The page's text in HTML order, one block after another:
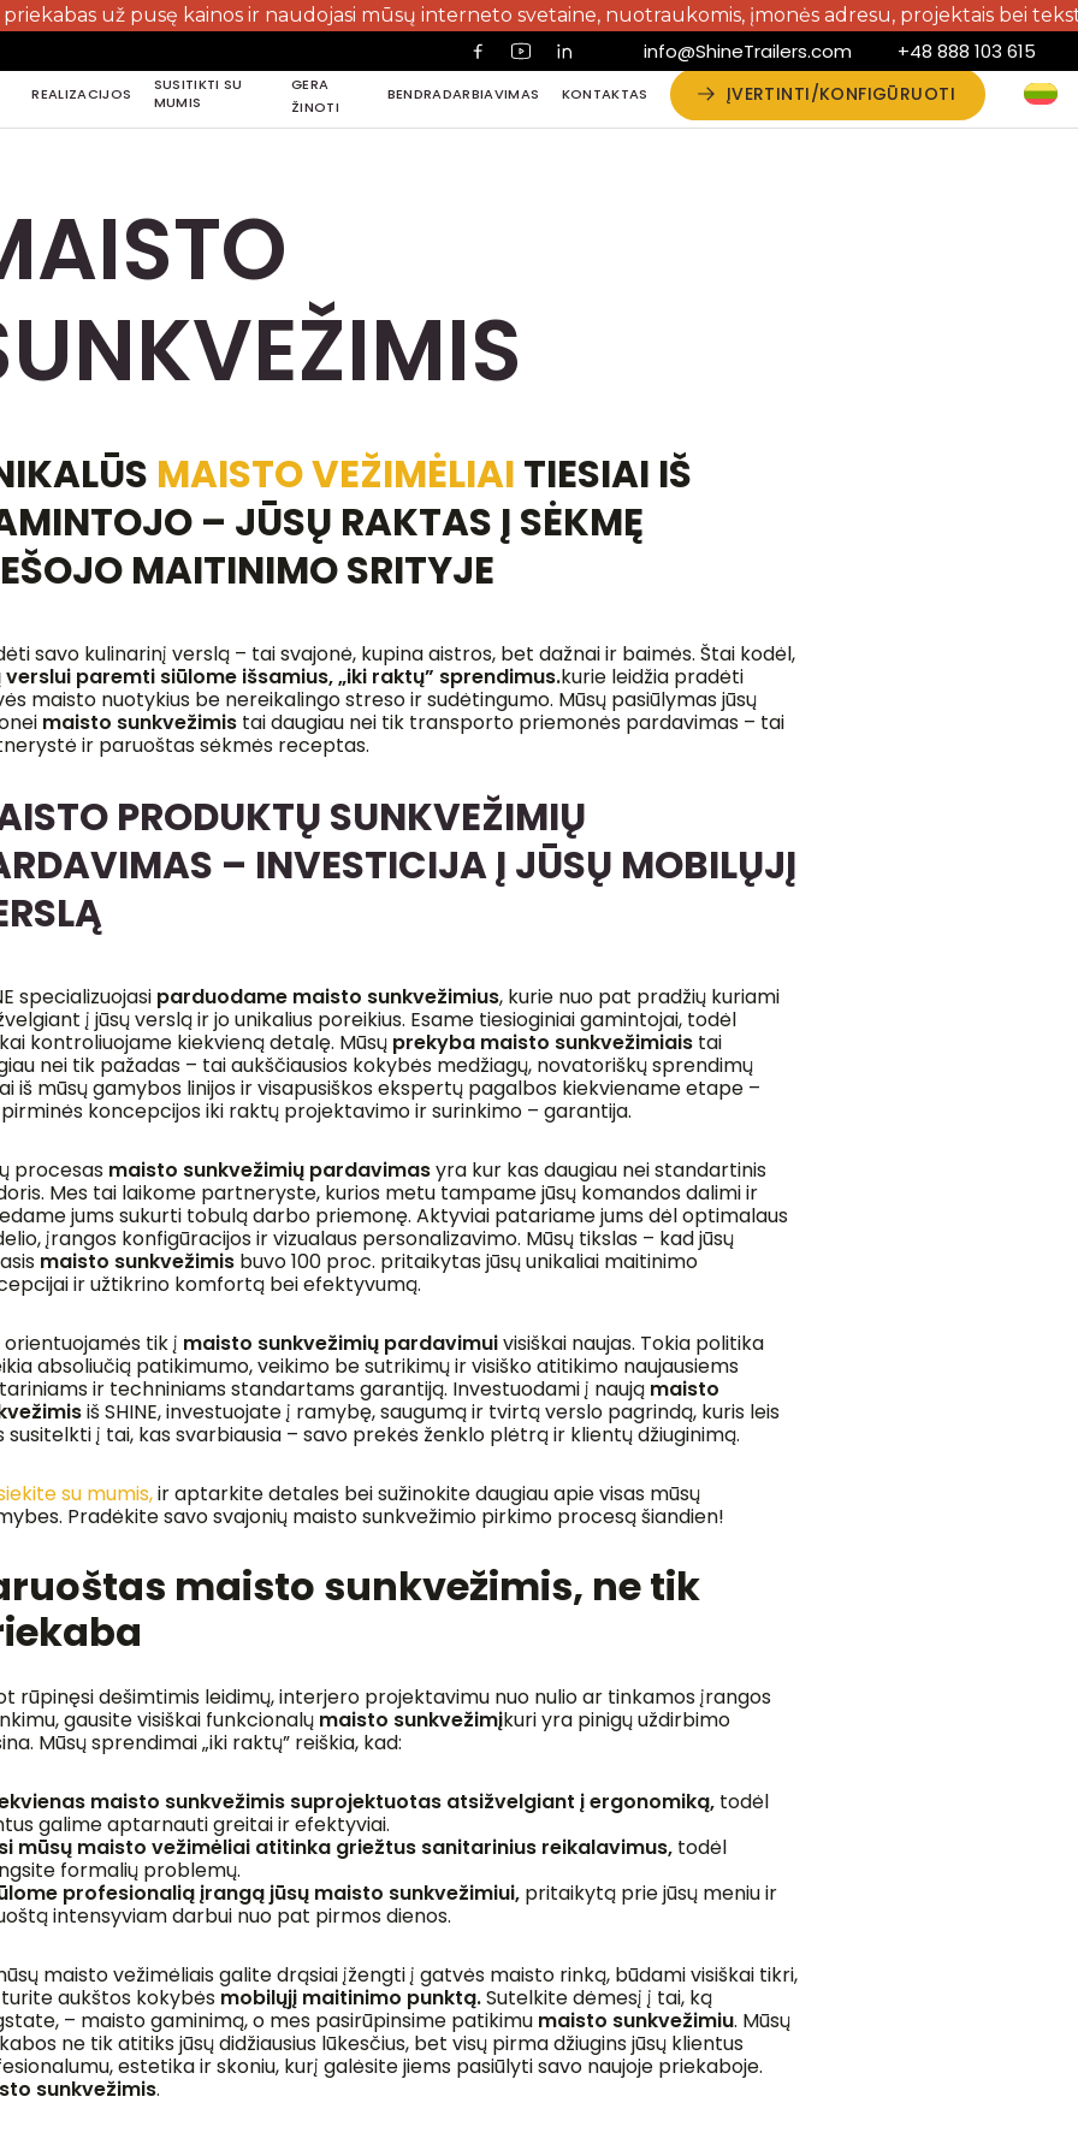
info@ShineTrailers.com +48 888 103 615
REALIZACIJOS
SUSITIKTI SU
MUMIS
GERA
ŽINOTI
BENDRADARBIAVIMAS
KONTAKTAS
ĮVERTINTI/KONFIGŪRUOTI
MAISTO VEŽIMĖLIAI TIESIAI IŠ
– JŪSŲ RAKTAS Į SĖKMĘ
MAITINIMO SRITYJE
savo kulinarinį verslą – tai svajonė, kupina aistros, bet dažnai ir baimės. Štai kodėl,
verslui paremti siūlome išsamius, „iki raktų” sprendimus.kurie leidžia pradėti
maisto nuotykius be nereikalingo streso ir sudėtingumo. Mūsų pasiūlymas jūsų
maisto sunkvežimis tai daugiau nei tik transporto priemonės pardavimas – tai
ir paruoštas sėkmės receptas.
PRODUKTŲ SUNKVEŽIMIŲ
– INVESTICIJA Į JŪSŲ MOBILŲJĮ
specializuojasi parduodame maisto sunkvežimius, kurie nuo pat pradžių kuriami
į jūsų verslą ir jo unikalius poreikius. Esame tiesioginiai gamintojai, todėl
kontroliuojame kiekvieną detalę. Mūsų prekyba maisto sunkvežimiais tai
nei tik pažadas – tai aukščiausios kokybės medžiagų, novatoriškų sprendimų
iš mūsų gamybos linijos ir visapusiškos ekspertų pagalbos kiekviename etape –
koncepcijos iki raktų projektavimo ir surinkimo – garantija.
procesas maisto sunkvežimių pardavimasyra kur kas daugiau nei standartinis
Mes tai laikome partneryste, kurios metu tampame jūsų komandos dalimi ir
jums sukurti tobulą darbo priemonę. Aktyviai patariame jums dėl optimalaus
įrangos konfigūracijos ir vizualaus personalizavimo. Mūsų tikslas – kad jūsų
maisto sunkvežimis buvo 100 proc. pritaikytas jūsų unikaliai maitinimo
ir užtikrino komfortą bei efektyvumą.
orientuojamės tik į maisto sunkvežimių pardavimuivisiškai naujas. Tokia politika
absoliučią patikimumo, veikimo be sutrikimų ir visiško atitikimo naujausiems
ir techniniams standartams garantiją. Investuodami į naują maisto
iš SHINE, investuojate į ramybę, saugumą ir tvirtą verslo pagrindą, kuris leis
susitelkti į tai, kas svarbiausia – savo prekės ženklo plėtrą ir klientų džiuginimą.
su mumis,ir aptarkite detales bei sužinokite daugiau apie visas mūsų
Pradėkite savo svajonių maisto sunkvežimio pirkimo procesą šiandien!
maisto sunkvežimis, ne tik
rūpinęsi dešimtimis leidimų, interjero projektavimu nuo nulio ar tinkamos įrangos
gausite visiškai funkcionalų maisto sunkvežimįkuri yra pinigų uždirbimo
Mūsų sprendimai „iki raktų” reiškia, kad:
maisto sunkvežimis suprojektuotas atsižvelgiant į ergonomiką, todėl
galime aptarnauti greitai ir efektyviai.
mūsų maisto vežimėliai atitinka griežtus sanitarinius reikalavimus, todėl
formalių problemų.
profesionalią įrangą jūsų maisto sunkvežimiui, pritaikytą prie jūsų meniu ir
intensyviam darbui nuo pat pirmos dienos.
maisto vežimėliais galite drąsiai įžengti į gatvės maisto rinką, būdami visiškai tikri,
aukštos kokybės mobilųjį maitinimo punktą.Sutelkite dėmesį į tai, ką
– maisto gaminimą, o mes pasirūpinsime patikimu maisto sunkvežimiu. Mūsų
ne tik atitiks jūsų didžiausius lūkesčius, bet visų pirma džiugins jūsų klientus
estetika ir skoniu, kurį galėsite jiems pasiūlyti savo naujoje priekaboje.
sunkvežimis.
už pusę kainos ir naudojasi mūsų interneto svetaine, nuotraukomis, įmonės adresu, projektais bei tekstais!